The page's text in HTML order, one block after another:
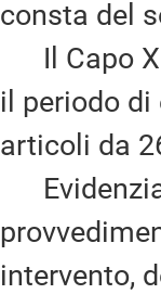
consta del
Il Capo
il periodo di
articoli da
Evidenzia
intervento,